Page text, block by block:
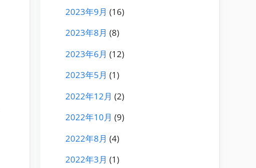
2023年9月 (16)
2023年8月 (8)
2023年6月 (12)
2023年5月 (1)
2022年12月 (2)
2022年10月 (9)
2022年8月 (4)
2022年3月 (1)